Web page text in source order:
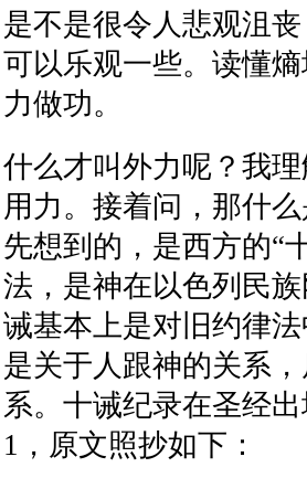
是不是很令人悲观沮
可以乐观一些。读懂
力做功。
什么才叫外力呢？我
用力。接着问，那什
先想到的，是西方的“
法，是神在以色列民
诫基本上是对旧约律
是关于人跟神的关系
系。十诫纪录在圣经
1 ，原文照抄如下：